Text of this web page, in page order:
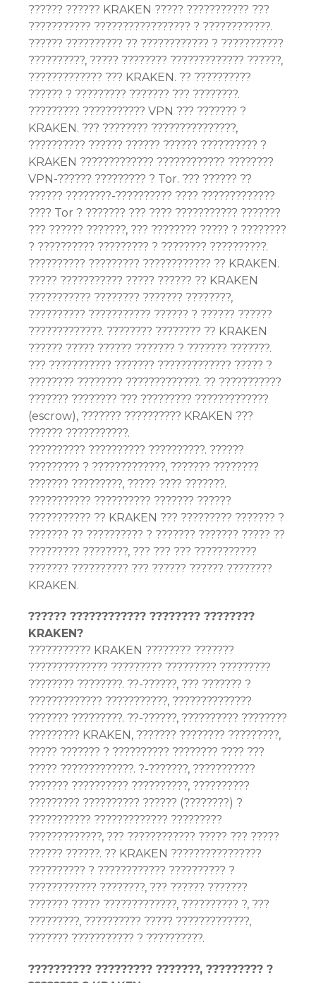
?????? ?????? KRAKEN ????? ??????????? ???
??????????? ????????????????? ? ????????????.
?????? ?????????? ?? ???????????? ? ???????????
??????????, ????? ???????? ????????????? ??????,
????????????? ??? KRAKEN. ?? ??????????
?????? ? ????????? ??????? ??? ????????.
????????? ??????????? VPN ??? ??????? ?
KRAKEN. ??? ???????? ???????????????,
?????????? ?????? ?????? ?????? ?????????? ?
KRAKEN ????????????? ???????????? ????????
VPN-?????? ????????? ? Tor. ??? ?????? ??
?????? ????????-?????????? ???? ?????????????
???? Tor ? ??????? ??? ???? ??????????? ???????
??? ?????? ???????, ??? ???????? ????? ? ????????
? ?????????? ????????? ? ???????? ??????????.
?????????? ????????? ???????????? ?? KRAKEN.
????? ??????????? ????? ?????? ?? KRAKEN
??????????? ???????? ??????? ????????,
?????????? ??????????? ?????? ? ?????? ??????
?????????????. ???????? ???????? ?? KRAKEN
?????? ????? ?????? ??????? ? ??????? ???????.
??? ??????????? ??????? ????????????? ????? ?
???????? ???????? ?????????????. ?? ???????????
??????? ???????? ??? ????????? ?????????????
(escrow), ??????? ?????????? KRAKEN ???
?????? ???????????.
?????????? ?????????? ??????????. ??????
????????? ? ?????????????, ??????? ????????
??????? ?????????, ????? ???? ???????.
??????????? ?????????? ??????? ??????
??????????? ?? KRAKEN ??? ????????? ??????? ?
??????? ?? ?????????? ? ??????? ??????? ????? ??
????????? ????????, ??? ??? ??? ???????????
??????? ?????????? ??? ?????? ?????? ????????
KRAKEN.
?????? ???????????? ???????? ????????
KRAKEN?
??????????? KRAKEN ???????? ???????
?????????????? ????????? ????????? ?????????
???????? ????????. ??-??????, ??? ??????? ?
????????????? ???????????, ??????????????
??????? ?????????. ??-??????, ?????????? ????????
????????? KRAKEN, ??????? ???????? ?????????,
????? ??????? ? ?????????? ???????? ???? ???
????? ?????????????. ?-???????, ???????????
??????? ?????????? ??????????, ??????????
????????? ?????????? ?????? (????????) ?
??????????? ????????????? ?????????
?????????????, ??? ???????????? ????? ??? ?????
?????? ??????. ?? KRAKEN ????????????????
?????????? ? ???????????? ?????????? ?
???????????? ????????, ??? ?????? ???????
??????? ????? ?????????????, ?????????? ?, ???
?????????, ?????????? ????? ?????????????,
??????? ??????????? ? ??????????.
?????????? ????????? ???????, ????????? ?